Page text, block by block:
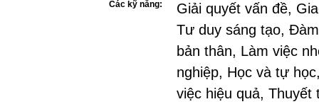
Các kỹ năng:
Giải quyết vấn đề,
Tư duy sáng tạo,
bản thân, Làm việc
nghiệp, Học và tự
việc hiệu quả, Thuyết